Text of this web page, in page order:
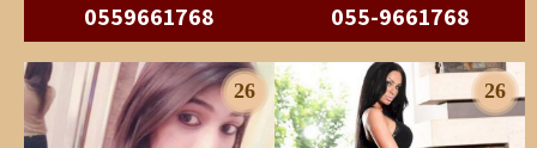
055-9661768
0559661768
26
26